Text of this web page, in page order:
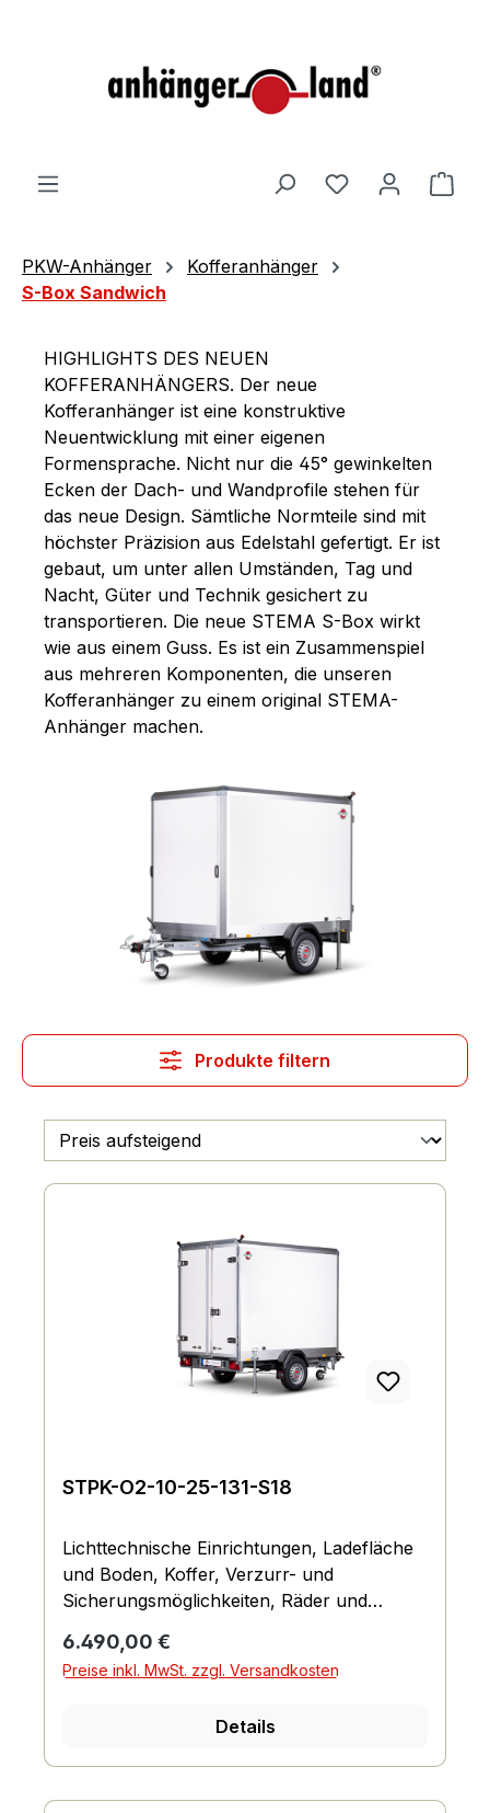
PKW-Anhänger
Kofferanhänger
S-Box Sandwich
HIGHLIGHTS DES NEUEN
KOFFERANHÄNGERS. Der neue
Kofferanhänger ist eine konstruktive
Neuentwicklung mit einer eigenen
Formensprache. Nicht nur die 45° gewinkelten
Ecken der Dach- und Wandprofile stehen für
das neue Design. Sämtliche Normteile sind mit
höchster Präzision aus Edelstahl gefertigt. Er ist
gebaut, um unter allen Umständen, Tag und
Nacht, Güter und Technik gesichert zu
transportieren. Die neue STEMA S-Box wirkt
wie aus einem Guss. Es ist ein Zusammenspiel
aus mehreren Komponenten, die unseren
Kofferanhänger zu einem original STEMA-
Anhänger machen.
Produkte filtern
STPK-O2-10-25-131-S18
Lichttechnische Einrichtungen, Ladefläche
und Boden, Koffer, Verzurr- und
Sicherungsmöglichkeiten, Räder und
Regulärer Preis:
6.490,00 €
Preise inkl. MwSt. zzgl. Versandkosten
Details